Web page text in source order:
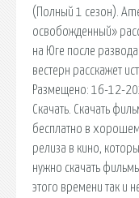
(Полный 1 сезон).
освобожденный»
на Юге после
вестерн расскажет
Размещено: 16-12-
Скачать. Скачать
бесплатно в
релиза в кино,
нужно скачать
этого времени так и